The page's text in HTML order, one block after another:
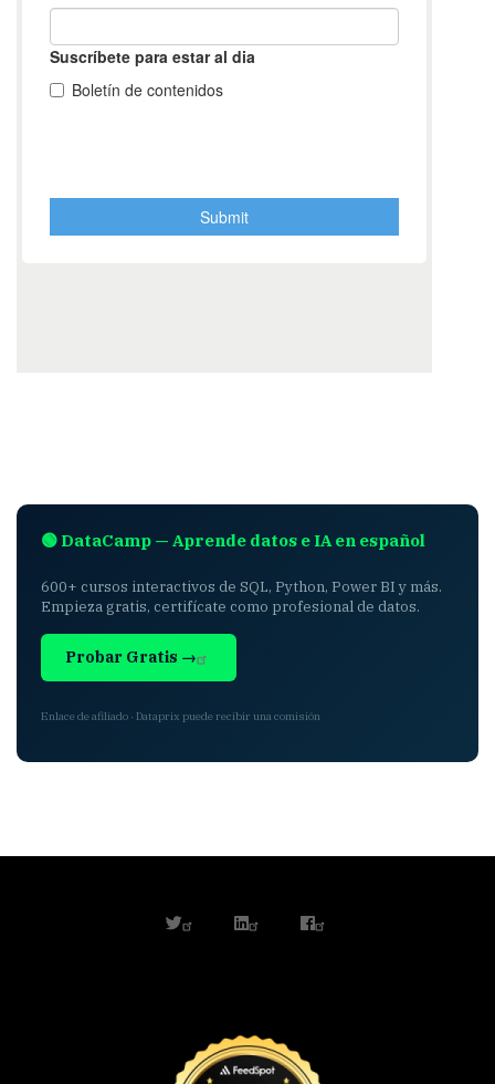
🟢 DataCamp — Aprende datos e IA en español
600+ cursos interactivos de SQL, Python, Power BI y más.
Empieza gratis, certifícate como profesional de datos.
Probar Gratis →
Enlace de afiliado · Dataprix puede recibir una comisión
twitterlinkedinfacebook